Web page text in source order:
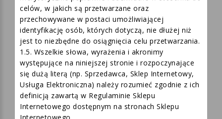
przetwarzaniu niezgodnemu z tymi celami;
merytorycznie poprawne i adekwatne w stosunku do
celów, w jakich są przetwarzane oraz
przechowywane w postaci umożliwiającej
identyfikację osób, których dotyczą, nie dłużej niż
jest to niezbędne do osiągnięcia celu przetwarzania.
1.5. Wszelkie słowa, wyrażenia i akronimy
występujące na niniejszej stronie i rozpoczynające
się dużą literą (np. Sprzedawca, Sklep Internetowy,
Usługa Elektroniczna) należy rozumieć zgodnie z ich
definicją zawartą w Regulaminie Sklepu